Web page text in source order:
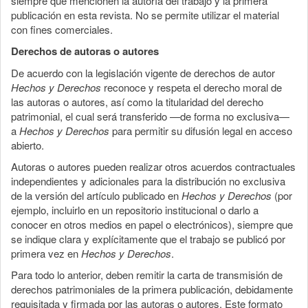
publicación en esta revista. No se permite utilizar el material
con fines comerciales.
Derechos de autoras o autores
De acuerdo con la legislación vigente de derechos de autor
Hechos y Derechos reconoce y respeta el derecho moral de
las autoras o autores, así como la titularidad del derecho
patrimonial, el cual será transferido —de forma no exclusiva—
aHechos y Derechos para permitir su difusión legal en acceso
abierto.
Autoras o autores pueden realizar otros acuerdos contractuales
independientes y adicionales para la distribución no exclusiva
de la versión del artículo publicado enHechos y Derechos (por
ejemplo, incluirlo en un repositorio institucional o darlo a
conocer en otros medios en papel o electrónicos), siempre que
se indique clara y explícitamente que el trabajo se publicó por
primera vez enHechos y Derechos.
Para todo lo anterior, deben remitir la carta de transmisión de
derechos patrimoniales de la primera publicación, debidamente
requisitada y firmada por las autoras o autores. Este formato